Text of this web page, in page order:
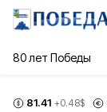
80 лет Победы
81.41 +0.48$